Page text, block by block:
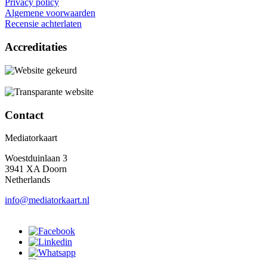
Privacy policy
Algemene voorwaarden
Recensie achterlaten
Accreditaties
Contact
Mediatorkaart
Woestduinlaan 3
3941 XA Doorn
Netherlands
info@mediatorkaart.nl